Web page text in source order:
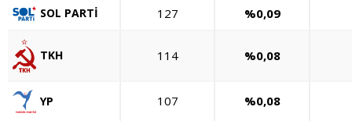
SOL PARTİ 127 %0,09
TKH 114 %0,08
YP 107 %0,08